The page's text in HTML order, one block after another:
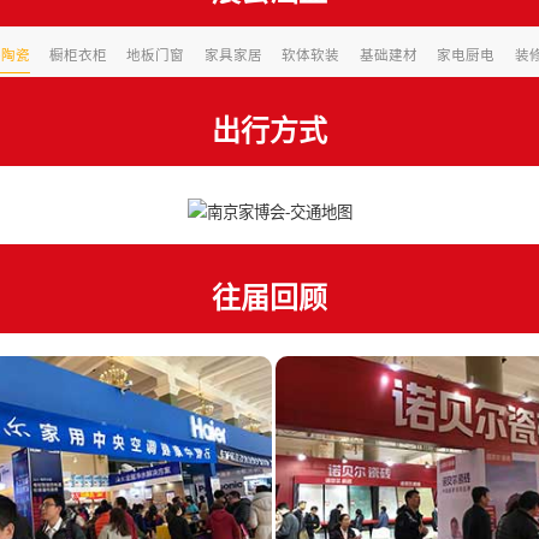
瓷 橱柜衣柜 地板门窗 家具家居 软体软装 基础建材 家电厨电 装
出行方式
往届回顾